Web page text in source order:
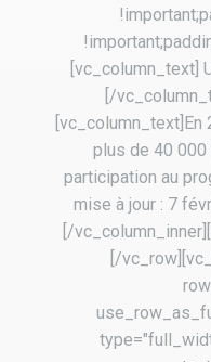
[vc_column_text]
[/
plus de 40 000
participation au
mise à jour : 7
[/
[/